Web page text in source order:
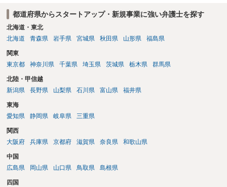
送・宿泊等のサービス提供者とは独立した立場であること、②参加者
の移動・アクティビティ参加は自己の判断と責任によること、③講師
の故意・重大な過失を除く範囲で事故等についての責任を限定するこ
しいかと思います。 公開の場で個別具体的な内容に従って回答するの
にも限界がありますので、資料などを持参の上、弁護士の相談される
ことをお勧めします。
都道府県からスタートアップ・新規事業に強い弁護士を探す
北海道・東北
北海道
青森県 岩手県 宮城県 秋田県 山形県 福島県
関東
東京都
神奈川県 千葉県 埼玉県 茨城県 栃木県 群馬県
北陸・甲信越
新潟県
長野県 山梨県 石川県 富山県 福井県
東海
愛知県
静岡県 岐阜県 三重県
関西
大阪府
兵庫県 京都府 滋賀県 奈良県 和歌山県
中国
広島県
岡山県 山口県 鳥取県 島根県
四国